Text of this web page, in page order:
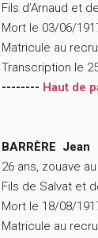
Fils d’Arnaud et
Mort le 03/06/
Matricule au
Transcription le
-------- Haut de
BARRÈRE Jean
26 ans, zouave
Fils de Salvat et
Mort le 18/08/
Matricule au